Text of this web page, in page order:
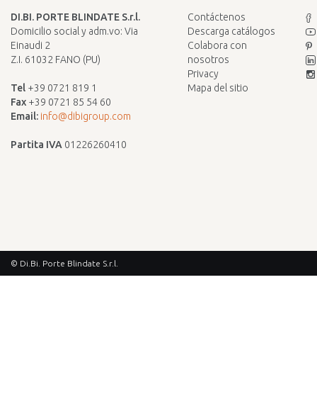
DI.BI. PORTE BLINDATE S.r.l.
Domicilio social y adm.vo: Via
Einaudi 2
Z.I. 61032 FANO (PU)
Tel +39 0721 819 1
Fax +39 0721 85 54 60
Email: info@dibigroup.com
Partita IVA 01226260410
Contáctenos
Descarga catálogos
Colabora con
nosotros
Privacy
Mapa del sitio
© Di.Bi. Porte Blindate S.r.l.